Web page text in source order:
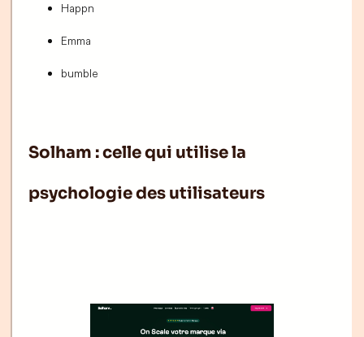
Happn
Emma
bumble
Solham : celle qui utilise la
psychologie des utilisateurs